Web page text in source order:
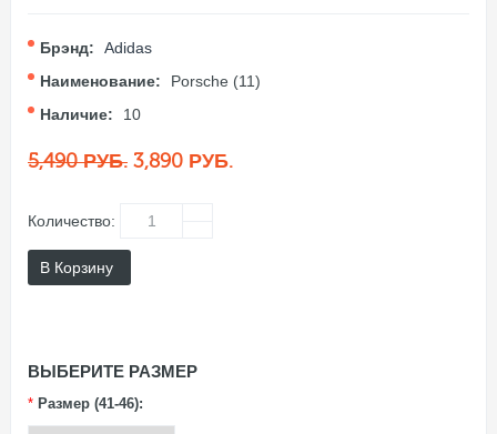
Брэнд:
Adidas
Наименование:
Porsche (11)
Наличие:
10
5,490 РУБ. 3,890 РУБ.
Количество:
В Корзину
ВЫБЕРИТЕ РАЗМЕР
* Размер (41-46):